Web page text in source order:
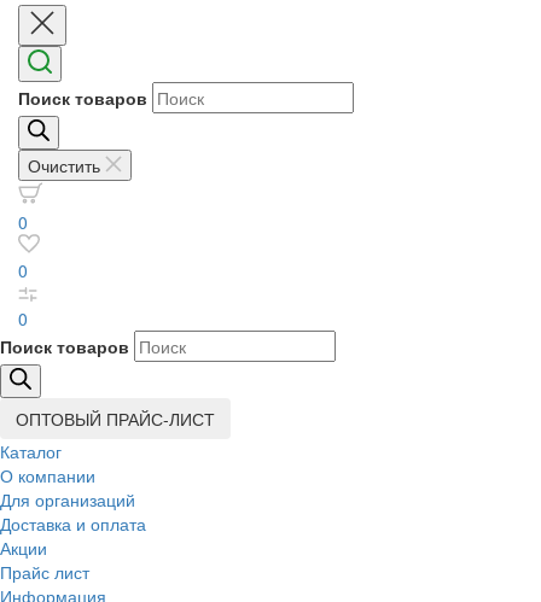
Поиск товаров
Очистить
0
0
0
Поиск товаров
ОПТОВЫЙ ПРАЙС-ЛИСТ
Каталог
О компании
Для организаций
Доставка и оплата
Акции
Прайс лист
Информация